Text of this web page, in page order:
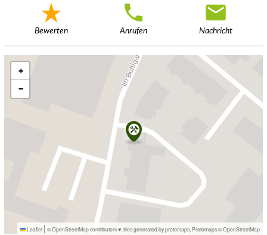
Bewerten Anrufen Nachricht
+
−
Leaflet | © OpenStreetMap contributors ♥, tiles generated by protomaps Protomaps©OpenStreetMap